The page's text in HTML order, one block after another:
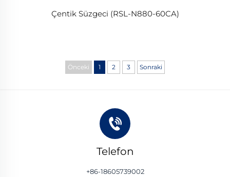
Çentik Süzgeci (RSL-N880-60CA)
Önceki 1 2 3 Sonraki
Telefon
+86-18605739002